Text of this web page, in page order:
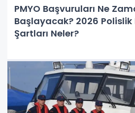
PMYO Başvuruları Ne
Başlayacak? 2026 Polislik
Şartları Neler?